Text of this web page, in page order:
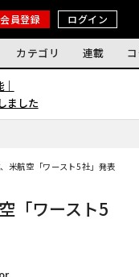
会員登録 ログイン
カテゴリ 連載
ました
米航空「ワースト5社」発表
「ワースト5